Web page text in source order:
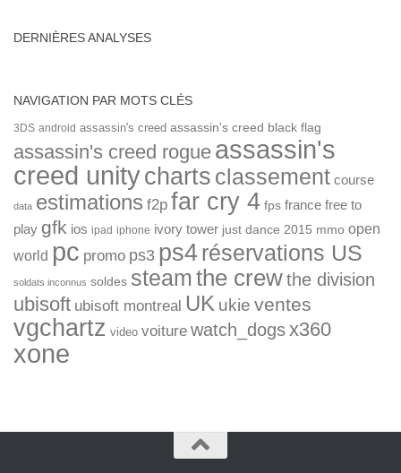
DERNIÈRES ANALYSES
NAVIGATION PAR MOTS CLÉS
3DS android assassin's creed assassin's creed black flag
assassin's creed rogue assassin's
creed unitycharts classement course
data estimations f2p far cry 4 fps france free to
play gfk ios ipad iphone ivory tower just dance 2015 mmo open
world pc promo ps3 ps4réservations US
soldats inconnus soldes steamthe crewthe division
ubisoft ubisoft montreal UK ukie ventes
vgchartz video voiture watch_dogsx360
xone